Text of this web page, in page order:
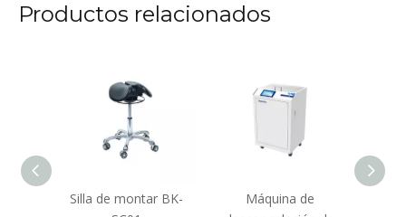
Productos relacionados
Silla de montar BK-
Máquina de